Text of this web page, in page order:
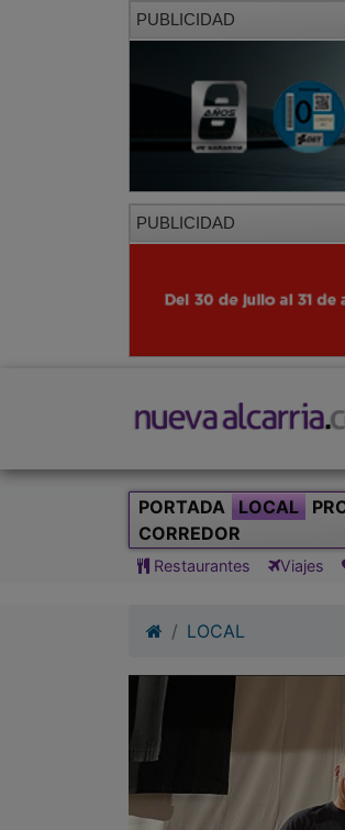
PUBLICIDAD
PUBLICIDAD
PORTADA LOCAL
CORREDOR
Restaurantes Viajes
LOCAL